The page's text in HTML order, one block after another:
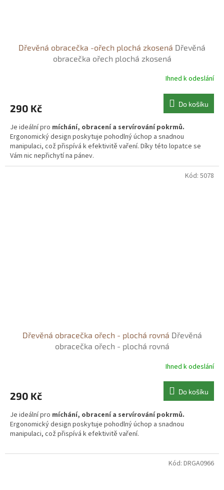
Dřevěná obracečka -ořech plochá zkosená Dřevěná
obracečka ořech plochá zkosená
Ihned k odeslání
290 Kč Do košíku
Je ideální pro míchání, obracení a servírování pokrmů.
Ergonomický design poskytuje pohodlný úchop a snadnou
manipulaci, což přispívá k efektivitě vaření. Díky této lopatce se
Vám nic nepřichytí na pánev.
Dřevěná obracečka ořech - plochá rovná Dřevěná
obracečka ořech - plochá rovná
Ihned k odeslání
290 Kč Do košíku
Je ideální pro míchání, obracení a servírování pokrmů.
Ergonomický design poskytuje pohodlný úchop a snadnou
manipulaci, což přispívá k efektivitě vaření.
Díky této lopatce se Vám nic nepřichytí na pánev.
Kód: 5078
Kód: DRGA0966